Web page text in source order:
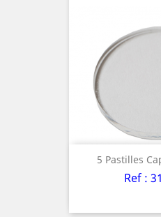
5 Pastilles
Ref :